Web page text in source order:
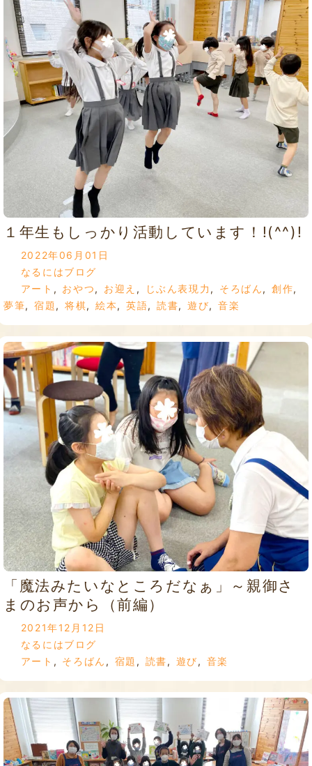
１年生もしっかり活動しています！!(^^)!
2022年06月01日
なるにはブログ
アート , おやつ, お迎え , じぶん表現力 , そろばん,創作,
夢筆,宿題,将棋,絵本,英語,読書,遊び,音楽
「魔法みたいなところだなぁ」～親御さ
まのお声から（前編）
2021年12月12日
なるにはブログ
アート , そろばん , 宿題 , 読書, 遊び, 音楽